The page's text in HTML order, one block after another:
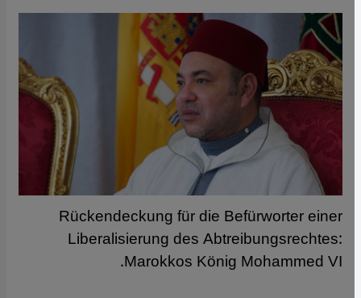
Rückendeckung für die Befürworter einer
Liberalisierung des Abtreibungsrechtes:
Marokkos König Mohammed VI.